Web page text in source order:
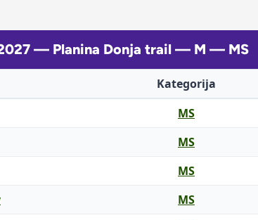
— Planina Donja trail — M — MS
Kategorija
MS
MS
MS
MS